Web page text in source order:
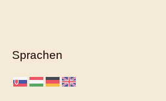
Sprachen